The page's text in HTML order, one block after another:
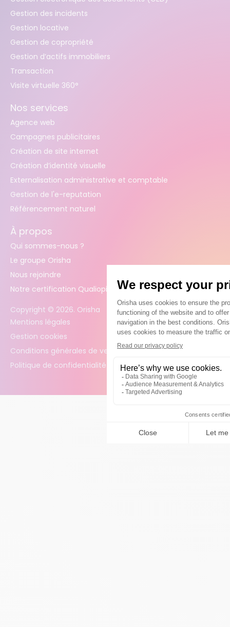
Gestion des incidents
Gestion locative
Gestion de copropriété
Gestion d’actifs immobiliers
Transaction
Visite virtuelle 360°
Nos services
Agence web
Campagnes publicitaires
Création de site internet
Création d’identité visuelle
Externalisation administrative et comptable
Gestion de l'e-reputation
Référencement naturel
À propos
Qui sommes-nous ?
Le groupe Orisha
Nous rejoindre
Notre certification Qualiopi
Copyright © 2026. Orisha
Mentions légales
Gestion cookies
Conditions générales de vente
Politique de confidentialité des données